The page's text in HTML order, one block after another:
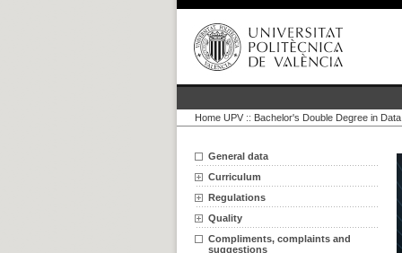
Home UPV :: Bachelor's Double Degree in
General data
Curriculum
Regulations
Quality
Compliments, complaints and
suggestions